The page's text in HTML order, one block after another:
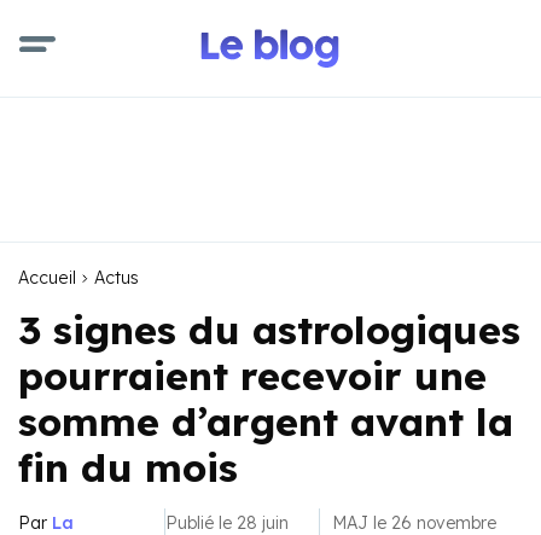
Accueil Actus
3 signes du astrologiques
pourraient recevoir une
somme d’argent avant la
fin du mois
Par La
Publié le 28 juin
MAJ le 26 novembre